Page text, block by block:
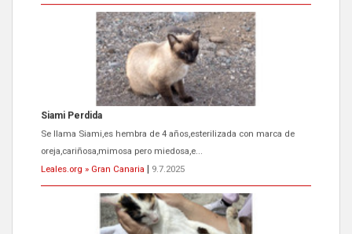
Siami Perdida
Se llama Siami,es hembra de 4 años,esterilizada con marca de
oreja,cariñosa,mimosa pero miedosa,e...
Leales.org » Gran Canaria | 9.7.2025